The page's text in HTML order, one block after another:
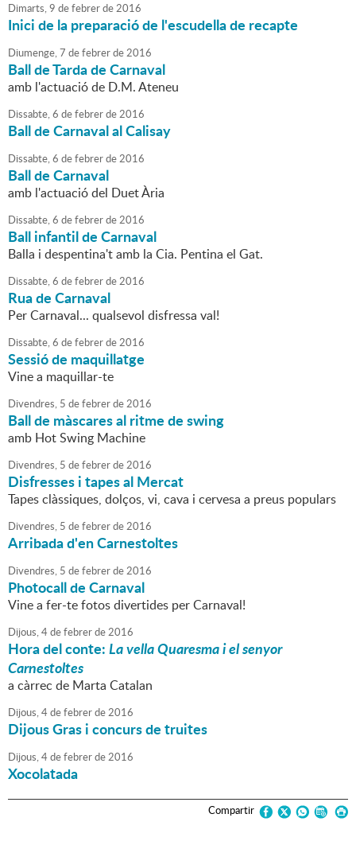
Dimarts,9 defebrerde2016
Inici de la preparació de l'escudella de recapte
Diumenge,7 defebrerde2016
Ball de Tarda de Carnaval
amb l'actuació de D.M. Ateneu
Dissabte,6 defebrerde2016
Ball de Carnaval al Calisay
Dissabte,6 defebrerde2016
Ball de Carnaval
amb l'actuació del Duet Ària
Dissabte,6 defebrerde2016
Ball infantil de Carnaval
Balla i despentina't amb la Cia. Pentina el Gat.
Dissabte,6 defebrerde2016
Rua de Carnaval
Per Carnaval... qualsevol disfressa val!
Dissabte,6 defebrerde2016
Sessió de maquillatge
Vine a maquillar-te
Divendres, 5 defebrerde2016
Ball de màscares al ritme de swing
amb Hot Swing Machine
Divendres, 5 defebrerde2016
Disfresses i tapes al Mercat
Tapes clàssiques, dolços, vi, cava i cervesa a preus populars
Divendres, 5 defebrerde2016
Arribada d'en Carnestoltes
Divendres, 5 defebrerde2016
Photocall de Carnaval
Vine a fer-te fotos divertides per Carnaval!
Dijous,4defebrerde2016
Hora del conte:La vella Quaresma i el senyor
Carnestoltes
a càrrec de Marta Catalan
Dijous,4defebrerde2016
Dijous Gras i concurs de truites
Dijous,4defebrerde2016
Xocolatada
Compartir